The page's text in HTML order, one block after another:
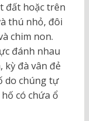
đất hoặc trên
thú nhỏ, đôi
chim non.
đánh nhau
kỳ đà vân đẻ
do chúng tự
có chứa ổ